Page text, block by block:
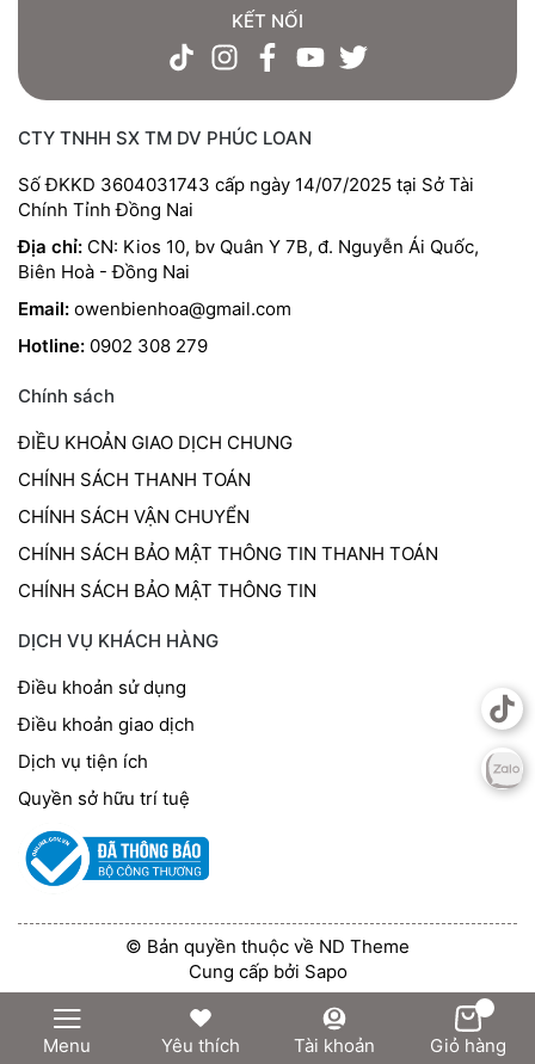
Menu Yêu thích Tài khoản Giỏ hàng
KẾT NỐI
CTY TNHH SX TM DV PHÚC LOAN
Số ĐKKD 3604031743 cấp ngày 14/07/2025 tại Sở Tài
Chính Tỉnh Đồng Nai
Địa chỉ: CN: Kios 10, bv Quân Y 7B, đ. Nguyễn Ái Quốc,
Biên Hoà - Đồng Nai
Email: owenbienhoa@gmail.com
Hotline: 0902 308 279
Chính sách
ĐIỀU KHOẢN GIAO DỊCH CHUNG
CHÍNH SÁCH THANH TOÁN
CHÍNH SÁCH VẬN CHUYỂN
CHÍNH SÁCH BẢO MẬT THÔNG TIN THANH TOÁN
CHÍNH SÁCH BẢO MẬT THÔNG TIN
DỊCH VỤ KHÁCH HÀNG
Điều khoản sử dụng
Điều khoản giao dịch
Dịch vụ tiện ích
Quyền sở hữu trí tuệ
© Bản quyền thuộc về ND Theme
Cung cấp bởi Sapo